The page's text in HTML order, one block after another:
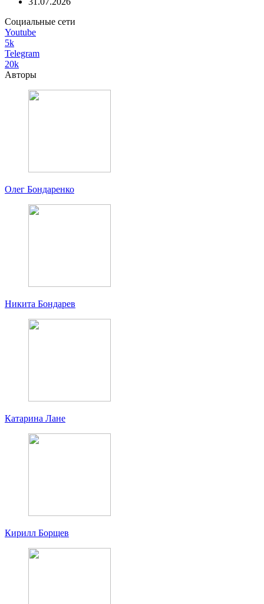
Социальные сети
Youtube
5k
Telegram
20k
Авторы
Олег Бондаренко
Никита Бондарев
Катарина Лане
Кирилл Борщев